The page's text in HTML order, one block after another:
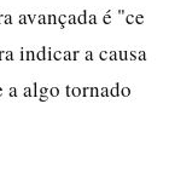
avançada é "ce
indicar a causa
algo tornado